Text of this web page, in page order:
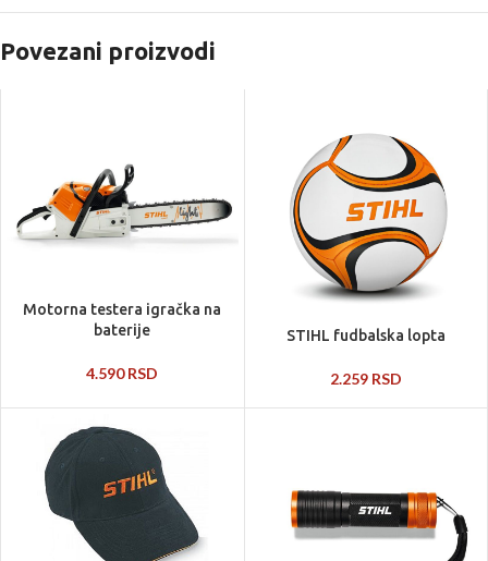
Povezani proizvodi
Motorna testera igračka na
baterije
4.590RSD
STIHL fudbalska lopta
2.259 RSD